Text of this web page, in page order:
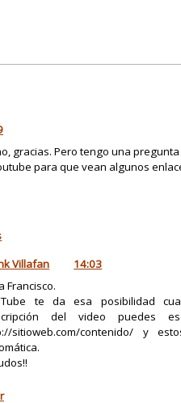
gracias. Pero tengo una
para que vean algunos
Villafan
14:03
Francisco.
te da esa posibilidad
del video puedes
sitioweb.com/contenido/ y